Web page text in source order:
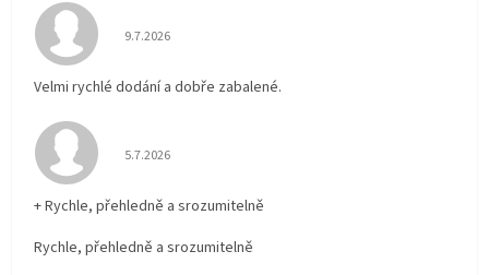
Hodnocení obchodu je 5 z 5 hvězdiček.
9.7.2026
Velmi rychlé dodání a dobře zabalené.
Hodnocení obchodu je 5 z 5 hvězdiček.
5.7.2026
+ Rychle, přehledně a srozumitelně
Rychle, přehledně a srozumitelně